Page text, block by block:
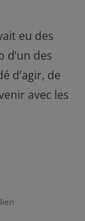
eu des
d’un des
d’agir, de
avec les